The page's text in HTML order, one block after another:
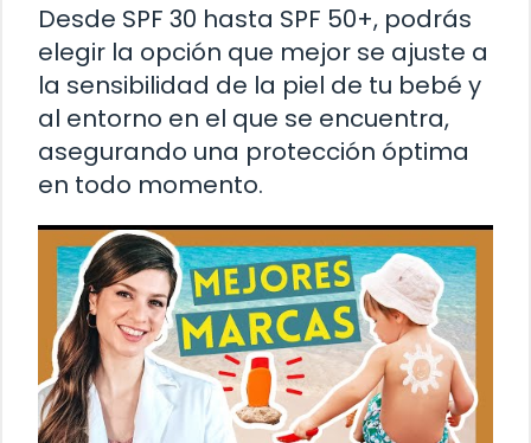
Desde SPF 30 hasta SPF 50+, podrás
elegir la opción que mejor se ajuste a
la sensibilidad de la piel de tu bebé y
al entorno en el que se encuentra,
asegurando una protección óptima
en todo momento.